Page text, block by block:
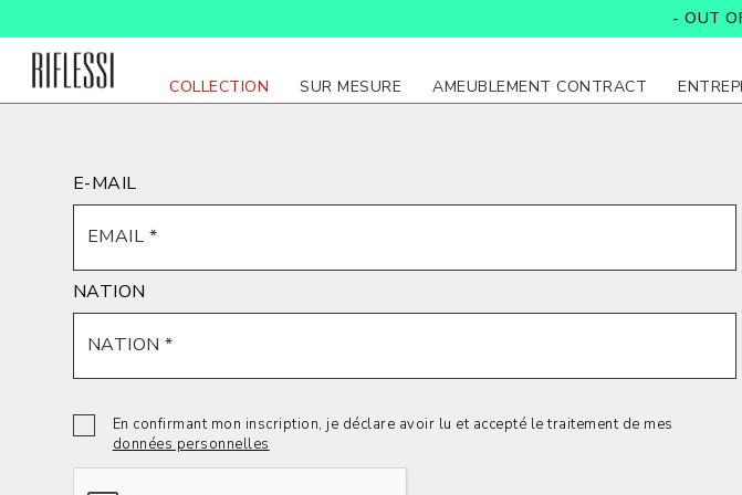
- OUT
COLLECTION SUR MESURE AMEUBLEMENT CONTRACT
E-MAIL
NATION
En confirmant mon inscription, je déclare avoir lu et accepté le traitement de mes
données personnelles